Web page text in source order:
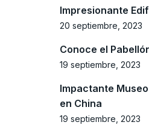
Impresionante
20 septiembre, 2023
Conoce el
19 septiembre, 2023
Impactante
en China
19 septiembre, 2023